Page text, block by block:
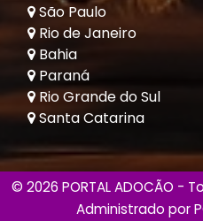
São Paulo
Rio de Janeiro
Bahia
Paraná
Rio Grande do Sul
Santa Catarina
© 2026 PORTAL ADOCÃO -
Administrado por